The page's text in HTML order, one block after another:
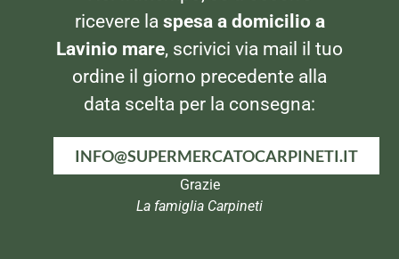
ricevere la spesa a domicilio a
Lavinio mare, scrivici via mail il tuo
ordine il giorno precedente alla
data scelta per la consegna:
INFO@SUPERMERCATOCARPINETI.IT
Grazie
La famiglia Carpineti